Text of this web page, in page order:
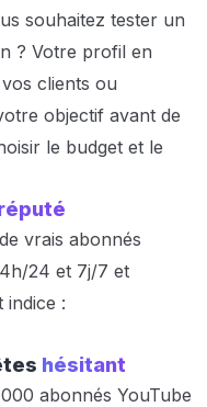
souhaitez tester un
? Votre profil en
clients ou
objectif avant de
le budget et le
vrais abonnés
24 et 7j/7 et
indice :
hésitant
abonnés YouTube